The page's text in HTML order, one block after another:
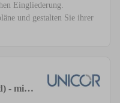
Eingliederung.
und gestalten Sie ihrer
- mit